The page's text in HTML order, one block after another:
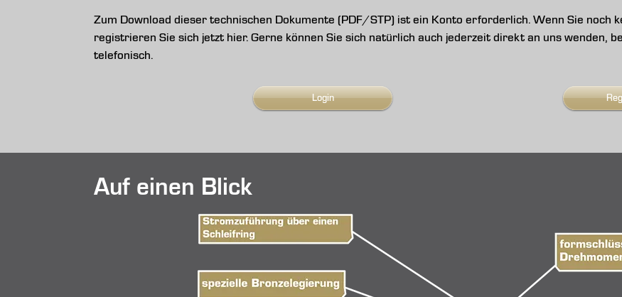
Zum Download dieser technischen Dokumente (PDF/STP) ist ein Konto erforderlich. Wenn Sie noch
registrieren Sie sich jetzt hier. Gerne können Sie sich natürlich auch jederzeit direkt an uns wenden,
telefonisch.
Login
Auf einen Blick